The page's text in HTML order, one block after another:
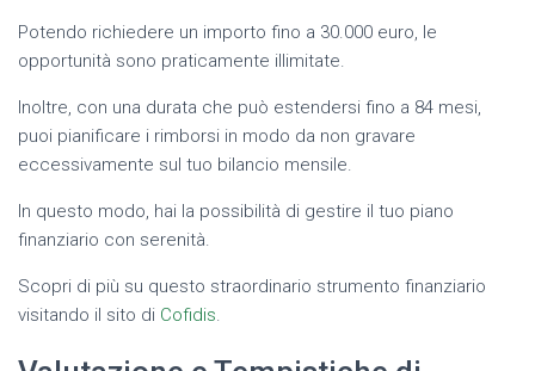
Potendo richiedere un importo fino a 30.000 euro, le
opportunità sono praticamente illimitate.
Inoltre, con una durata che può estendersi fino a 84 mesi,
puoi pianificare i rimborsi in modo da non gravare
eccessivamente sul tuo bilancio mensile.
In questo modo, hai la possibilità di gestire il tuo piano
finanziario con serenità.
Scopri di più su questo straordinario strumento finanziario
visitando il sito di Cofidis.